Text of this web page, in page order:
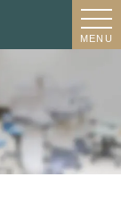
MENU